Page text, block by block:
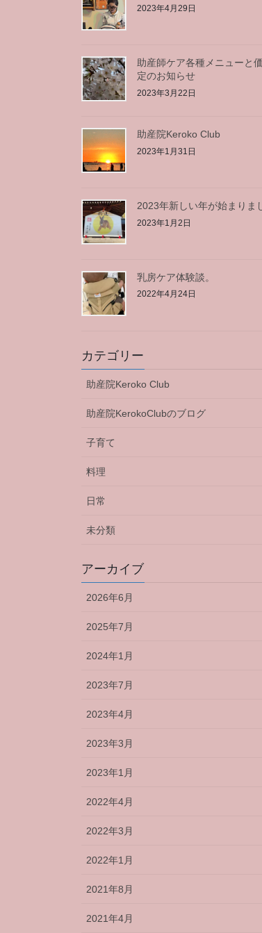
2023年4月29日
助産師ケア各種メニューと
定のお知らせ
2023年3月22日
助産院Keroko Club
2023年1月31日
2023年新しい年が始まりま
2023年1月2日
乳房ケア体験談。
2022年4月24日
カテゴリー
助産院Keroko Club
助産院KerokoClubのブログ
子育て
料理
日常
未分類
アーカイブ
2026年6月
2025年7月
2024年1月
2023年7月
2023年4月
2023年3月
2023年1月
2022年4月
2022年3月
2022年1月
2021年8月
2021年4月